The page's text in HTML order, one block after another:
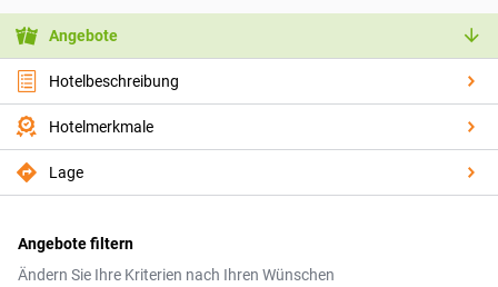
Angebote
Hotelbeschreibung
Hotelmerkmale
Lage
Angebote filtern
Ändern Sie Ihre Kriterien nach Ihren Wünschen